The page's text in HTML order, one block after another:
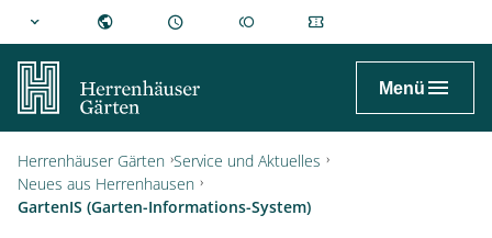
Menü
hannover.de
Herrenhäuser Gärten Service und Aktuelles
Neues aus Herrenhausen
GartenIS (Garten-Informations-System)